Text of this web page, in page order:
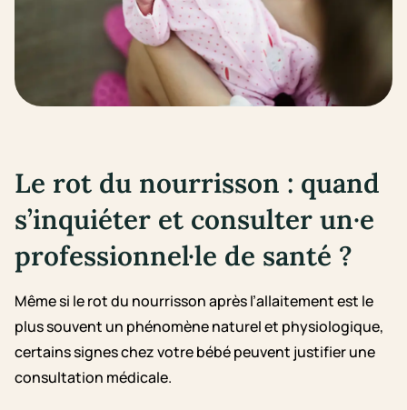
Le rot du nourrisson : quand
s’inquiéter et consulter un·e
professionnel·le de santé ?
Même si le rot du nourrisson après l’allaitement est le
plus souvent un phénomène naturel et physiologique,
certains signes chez votre bébé peuvent justifier une
consultation médicale.